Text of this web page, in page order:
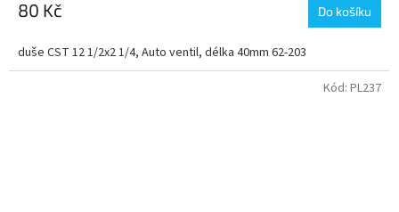
80 Kč Do košíku
duše CST 12 1/2x2 1/4, Auto ventil, délka 40mm 62-203
Kód: PL237